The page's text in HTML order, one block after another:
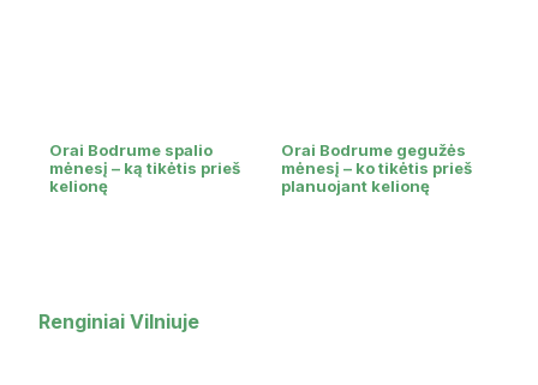
Orai Bodrume spalio
mėnesį – ką tikėtis prieš
kelionę
Orai Bodrume gegužės
mėnesį – ko tikėtis prieš
planuojant kelionę
Renginiai Vilniuje